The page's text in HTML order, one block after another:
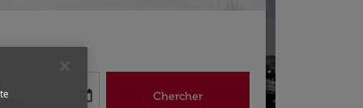
return-date-aria-label
today Chercher